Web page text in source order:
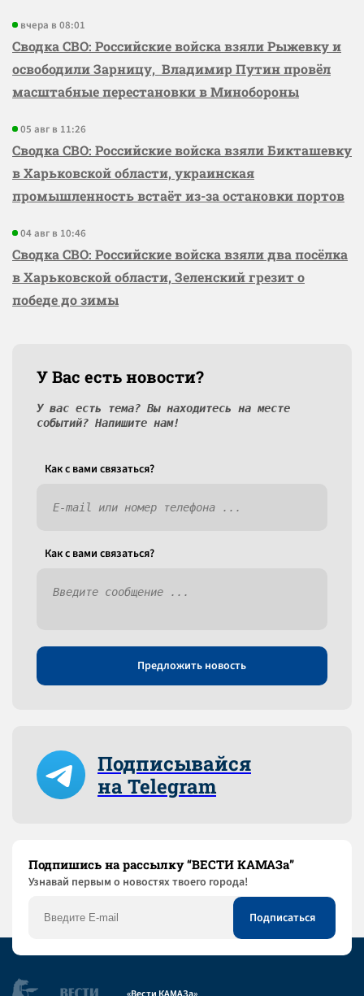
вчера в 08:01
Сводка СВО: Российские войска взяли Рыжевку и
освободили Зарницу, Владимир Путин провёл
масштабные перестановки в Минобороны
05 авг в 11:26
Сводка СВО: Российские войска взяли Бикташевку
в Харьковской области, украинская
промышленность встаёт из-за остановки портов
04 авг в 10:46
Сводка СВО: Российские войска взяли два посёлка
в Харьковской области, Зеленский грезит о
победе до зимы
У Вас есть новости?
У вас есть тема? Вы находитесь на месте
событий? Напишите нам!
Как c вами связаться?
Как c вами связаться?
Предложить новость
Подписывайся
на Telegram
Подпишись на рассылку “ВЕСТИ КАМАЗа”
Узнaвай первым о новостях твоего города!